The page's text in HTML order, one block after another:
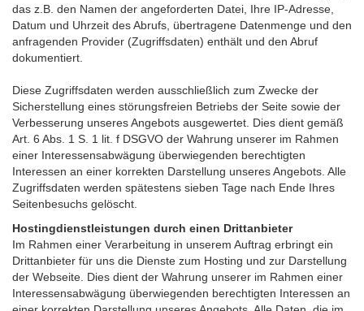
das z.B. den Namen der angeforderten Datei, Ihre IP-Adresse,
Datum und Uhrzeit des Abrufs, übertragene Datenmenge und den
anfragenden Provider (Zugriffsdaten) enthält und den Abruf
dokumentiert.
Diese Zugriffsdaten werden ausschließlich zum Zwecke der
Sicherstellung eines störungsfreien Betriebs der Seite sowie der
Verbesserung unseres Angebots ausgewertet. Dies dient gemäß
Art. 6 Abs. 1 S. 1 lit. f DSGVO der Wahrung unserer im Rahmen
einer Interessensabwägung überwiegenden berechtigten
Interessen an einer korrekten Darstellung unseres Angebots. Alle
Zugriffsdaten werden spätestens sieben Tage nach Ende Ihres
Seitenbesuchs gelöscht.
Hostingdienstleistungen durch einen Drittanbieter
Im Rahmen einer Verarbeitung in unserem Auftrag erbringt ein
Drittanbieter für uns die Dienste zum Hosting und zur Darstellung
der Webseite. Dies dient der Wahrung unserer im Rahmen einer
Interessensabwägung überwiegenden berechtigten Interessen an